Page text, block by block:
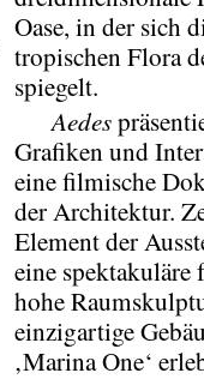
Oase, in der sich
tropischen Flora
spiegelt.
Aedes
Grafiken und
eine filmische
der Architektur.
Element der
eine spektakuläre
hohe
einzigartige
‚Marina One‘